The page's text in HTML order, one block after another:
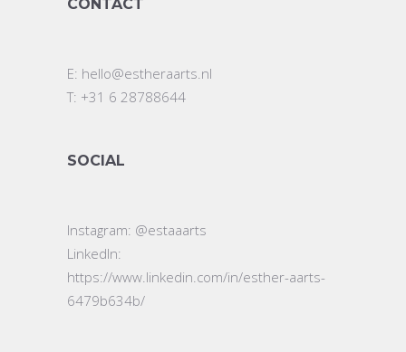
CONTACT
E: hello@estheraarts.nl
T: +31 6 28788644
SOCIAL
Instagram: @estaaarts
LinkedIn:
https://www.linkedin.com/in/esther-aarts-
6479b634b/